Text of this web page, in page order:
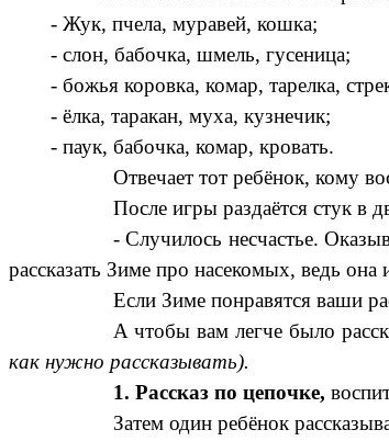
- Жук, пчела, муравей, кошка;
- слон, бабочка, шмель, гусеница;
- божья коровка, комар, тарелка,
- ёлка, таракан, муха, кузнечик;
- паук, бабочка, комар, кровать.
Отвечает тот ребёнок, кому
После игры раздаётся стук в
- Случилось несчастье.
рассказать Зиме про насекомых, ведь
Если Зиме понравятся ваши
А чтобы вам легче было
как нужно рассказывать).
1. Рассказ по цепочке,
Затем один ребёнок